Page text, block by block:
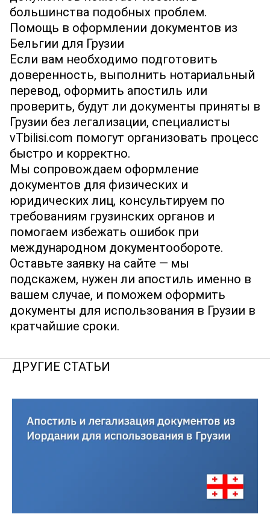
большинства подобных проблем.
Помощь в оформлении документов из
Бельгии для Грузии
Если вам необходимо подготовить
доверенность, выполнить нотариальный
перевод, оформить апостиль или
проверить, будут ли документы приняты в
Грузии без легализации, специалисты
vTbilisi.com помогут организовать процесс
быстро и корректно.
Мы сопровождаем оформление
документов для физических и
юридических лиц, консультируем по
требованиям грузинских органов и
помогаем избежать ошибок при
международном документообороте.
Оставьте заявку на сайте — мы
подскажем, нужен ли апостиль именно в
вашем случае, и поможем оформить
документы для использования в Грузии в
кратчайшие сроки.
ДРУГИЕ СТАТЬИ